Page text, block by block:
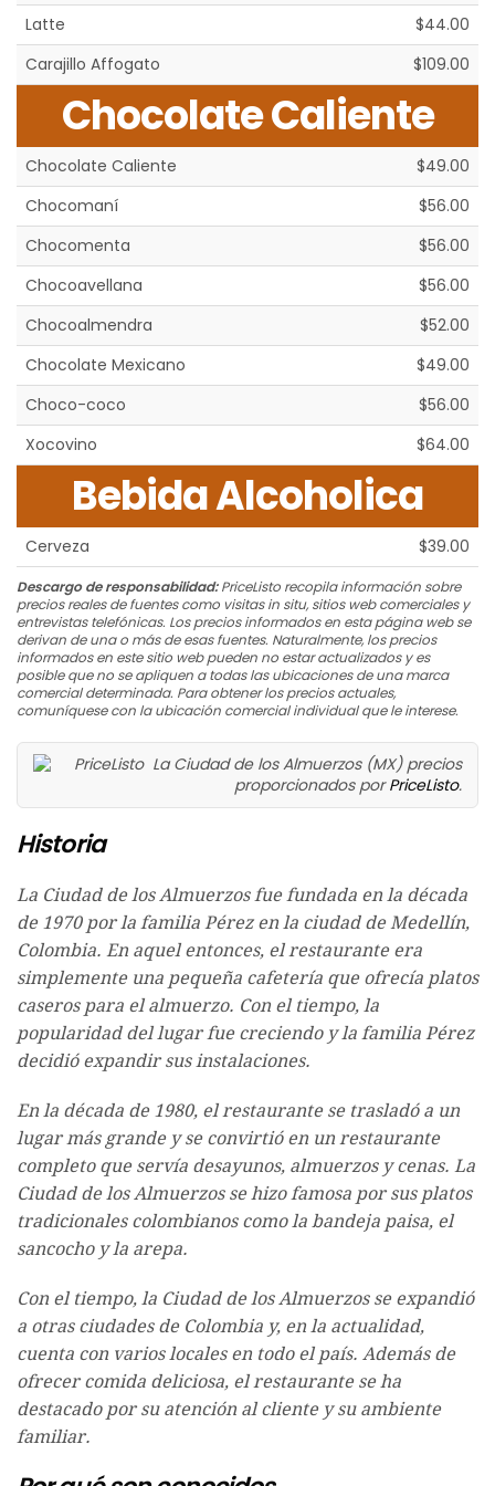
Latte
$44.00
Carajillo Affogato
$109.00
Chocolate Caliente
Chocolate Caliente
$49.00
Chocomaní
$56.00
Chocomenta
$56.00
Chocoavellana
$56.00
Chocoalmendra
$52.00
Chocolate Mexicano
$49.00
Choco-coco
$56.00
Xocovino
$64.00
Bebida Alcoholica
Cerveza $39.00
Descargo de responsabilidad:PriceListo recopila información sobre
precios reales de fuentes como visitas in situ, sitios web comerciales y
entrevistas telefónicas. Los precios informados en esta página web se
derivan de una o más de esas fuentes. Naturalmente, los precios
informados en este sitio web pueden no estar actualizados y es
posible que no se apliquen a todas las ubicaciones de una marca
comercial determinada. Para obtener los precios actuales,
comuníquese con la ubicación comercial individual que le interese.
La Ciudad de los Almuerzos (MX) precios
proporcionados porPriceListo.
Historia
La Ciudad de los Almuerzos fue fundada en la década
de 1970 por la familia Pérez en la ciudad de Medellín,
Colombia. En aquel entonces, el restaurante era
simplemente una pequeña cafetería que ofrecía platos
caseros para el almuerzo. Con el tiempo, la
popularidad del lugar fue creciendo y la familia Pérez
decidió expandir sus instalaciones.
En la década de 1980, el restaurante se trasladó a un
lugar más grande y se convirtió en un restaurante
completo que servía desayunos, almuerzos y cenas. La
Ciudad de los Almuerzos se hizo famosa por sus platos
tradicionales colombianos como la bandeja paisa, el
sancocho y la arepa.
Con el tiempo, la Ciudad de los Almuerzos se expandió
a otras ciudades de Colombia y, en la actualidad,
cuenta con varios locales en todo el país. Además de
ofrecer comida deliciosa, el restaurante se ha
destacado por su atención al cliente y su ambiente
familiar.